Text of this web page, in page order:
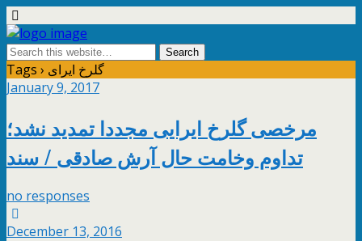
Tags › گلرخ ایرای
January 9, 2017
مرخصی گلرخ ایرایی مجددا تمدید نشد؛
تداوم وخامت حال آرش صادقی / سند
no responses
December 13, 2016